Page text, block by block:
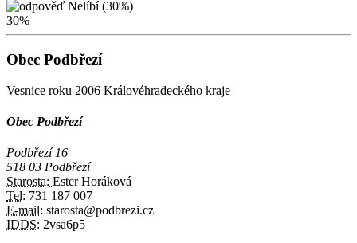
30%
Obec Podbřezí
Vesnice roku 2006 Královéhradeckého kraje
Obec Podbřezí
Podbřezí 16
518 03 Podbřezí
Starosta: Ester Horáková
Tel: 731 187 007
E-mail: starosta@podbrezi.cz
IDDS: 2vsa6p5